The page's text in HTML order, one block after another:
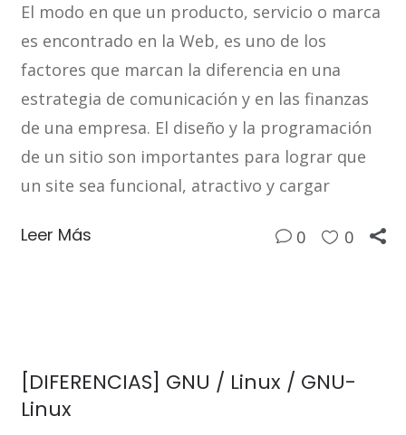
El modo en que un producto, servicio o marca
es encontrado en la Web, es uno de los
factores que marcan la diferencia en una
estrategia de comunicación y en las finanzas
de una empresa. El diseño y la programación
de un sitio son importantes para lograr que
un site sea funcional, atractivo y cargar
Leer Más 0 0
[DIFERENCIAS] GNU / Linux / GNU-
Linux